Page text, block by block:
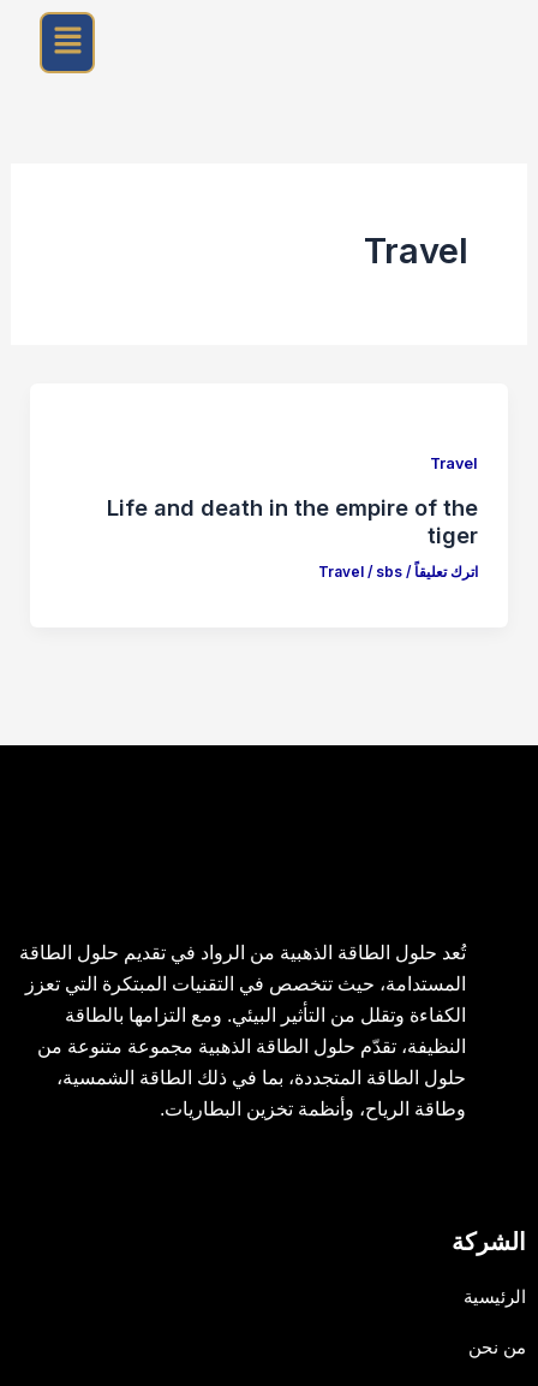
القائمة
Travel
Travel
Life and death in the empire of the
tiger
اترك تعليقاً /
Travel / sbs
تُعد حلول الطاقة الذهبية من الرواد في تقديم حلول الطاقة
المستدامة، حيث تتخصص في التقنيات المبتكرة التي تعزز
الكفاءة وتقلل من التأثير البيئي. ومع التزامها بالطاقة
النظيفة، تقدّم حلول الطاقة الذهبية مجموعة متنوعة من
حلول الطاقة المتجددة، بما في ذلك الطاقة الشمسية،
وطاقة الرياح، وأنظمة تخزين البطاريات.
الشركة
الرئيسية
من نحن